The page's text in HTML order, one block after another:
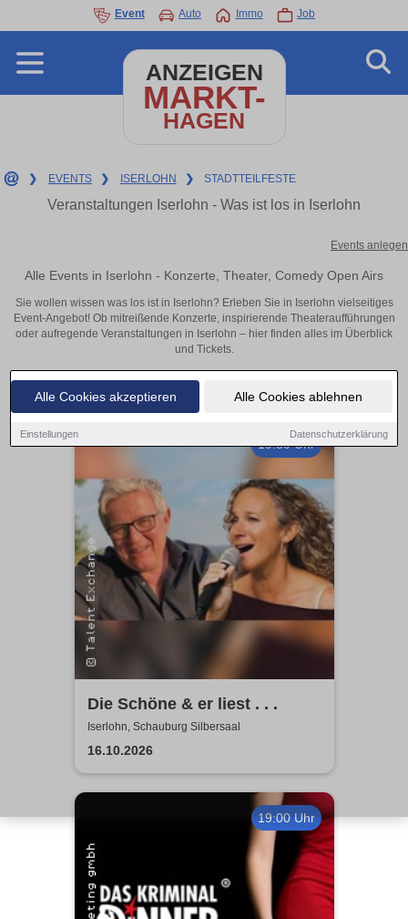
Alle Cookies akzeptieren Alle Cookies ablehnen
Einstellungen Datenschutzerklärung
Event Auto Immo Job
ANZEIGEN
MARKT-
HAGEN
❯ EVENTS ❯ ISERLOHN ❯ STADTTEILFESTE
Veranstaltungen Iserlohn - Was ist los in Iserlohn
Events anlegen
Alle Events in Iserlohn - Konzerte, Theater, Comedy Open Airs
Sie wollen wissen was los ist in Iserlohn? Erleben Sie in Iserlohn vielseitiges
Event-Angebot! Ob mitreißende Konzerte, inspirierende Theateraufführungen
oder aufregende Veranstaltungen in Iserlohn – hier finden alles im Überblick
und Tickets.
19:30 Uhr
Die Schöne & er liest . . .
Iserlohn, Schauburg Silbersaal
16.10.2026
19:00 Uhr